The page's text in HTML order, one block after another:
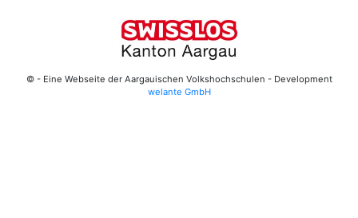
© - Eine Webseite der Aargauischen Volkshochschulen - Development
welante GmbH